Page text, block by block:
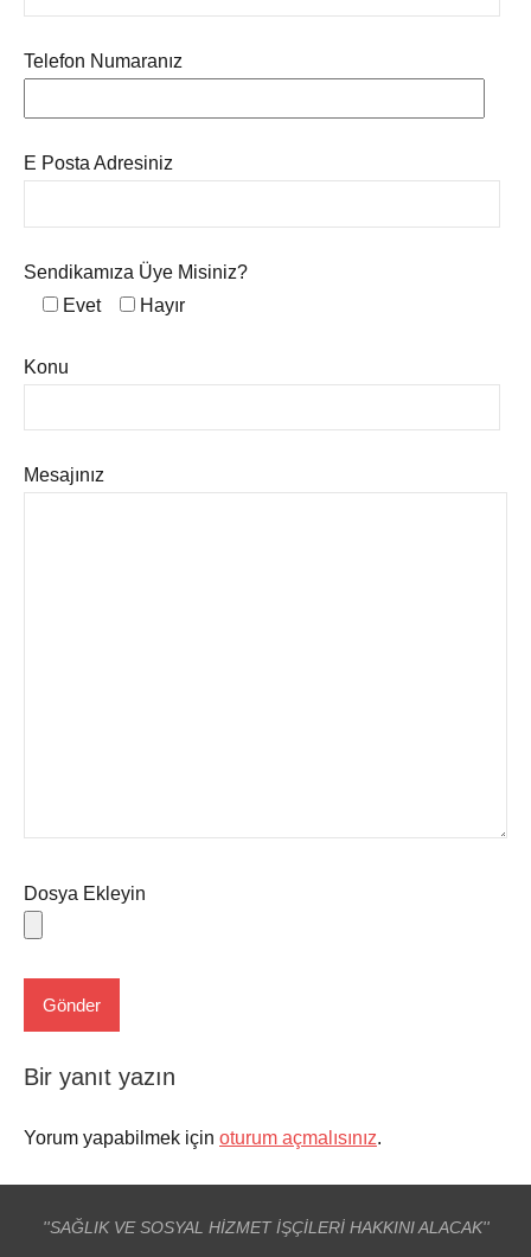
Telefon Numaranız
E Posta Adresiniz
Sendikamıza Üye Misiniz?
Evet
Hayır
Konu
Mesajınız
Dosya Ekleyin
Bir yanıt yazın
Yorum yapabilmek için oturum açmalısınız.
''SAĞLIK VE SOSYAL HİZMET İŞÇİLERİ HAKKINI ALACAK''